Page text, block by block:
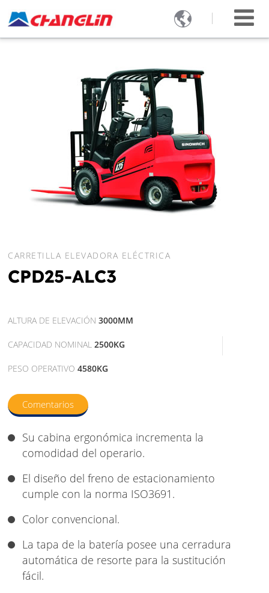

CARRETILLA ELEVADORA ELÉCTRICA
CPD25-ALC3
ALTURA DE ELEVACIÓN3000MM
CAPACIDAD NOMINAL2500KG
PESO OPERATIVO4580KG
Comentarios
Su cabina ergonómica incrementa la
comodidad del operario.
El diseño del freno de estacionamiento
cumple con la norma ISO3691.
Color convencional.
La tapa de la batería posee una cerradura
automática de resorte para la sustitución
fácil.